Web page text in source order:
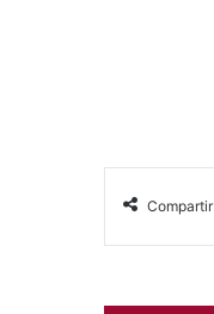
Compartir